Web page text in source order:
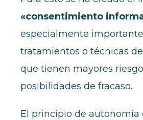
«consentimiento
especialmente
tratamientos o técnicas
que tienen mayores
posibilidades de fracaso.
El principio de autonomía